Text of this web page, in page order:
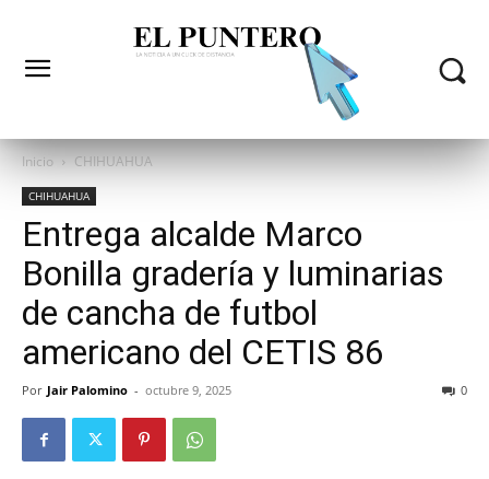
Inicio CHIHUAHUA
CHIHUAHUA
Entrega alcalde Marco
Bonilla gradería y luminarias
de cancha de futbol
americano del CETIS 86
Por Jair Palomino - octubre 9, 2025 0